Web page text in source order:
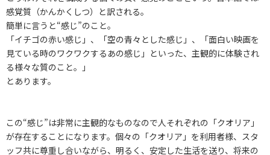
感覚質（かんかくしつ）と訳される。
簡単に言うと“感じ”のこと。
「イチゴの赤い感じ」、「空の青々とした感じ」、「面白い映画を
見ている時のワクワクするあの感じ」といった、主観的に体験され
る様々な質のこと。」
とあります。
この“感じ”は非常に主観的なものなので人それぞれの「クオリア」
が存在することになります。個々の「クオリア」を利用者様、スタ
ッフ共に尊重し合いながら、明るく、安定した生活を送り、将来の